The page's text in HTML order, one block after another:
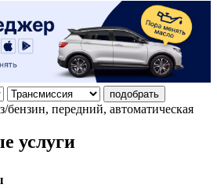
подобрать
бензин, передний, автоматическая
услуги